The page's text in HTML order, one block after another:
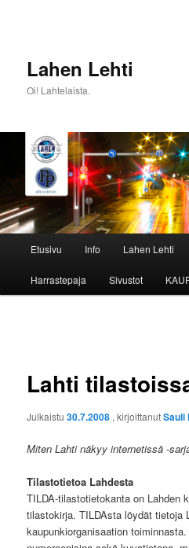
Lahen Lehti
Oi! Lahtelaista.
Etusivu Info Lahen Lehti
Harrastepaja Sivustot
Lahti
Julkaistu30.7.2008 , kirjoittanutSauli
Miten Lahti näkyy internetissä -
Tilastotietoa Lahdesta
TILDA-tilastotietokanta on Lahden
tilastokirja. TILDAsta löydät tietoja
kaupunkiorganisaation